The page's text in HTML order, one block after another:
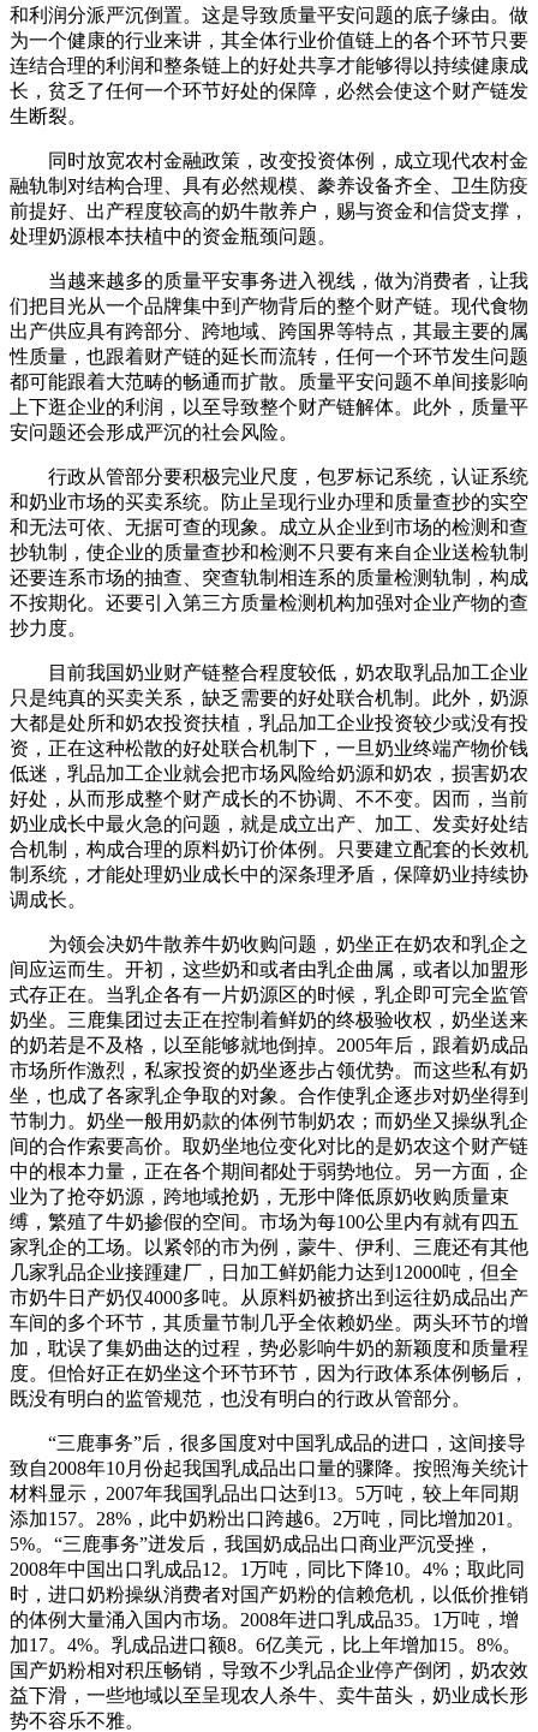
和利润分派严沉倒置。这是导致质量平安问题的底子缘由。做
为一个健康的行业来讲，其全体行业价值链上的各个环节只要
连结合理的利润和整条链上的好处共享才能够得以持续健康成
长，贫乏了任何一个环节好处的保障，必然会使这个财产链发
生断裂。
同时放宽农村金融政策，改变投资体例，成立现代农村金
融轨制对结构合理、具有必然规模、豢养设备齐全、卫生防疫
前提好、出产程度较高的奶牛散养户，赐与资金和信贷支撑，
处理奶源根本扶植中的资金瓶颈问题。
当越来越多的质量平安事务进入视线，做为消费者，让我
们把目光从一个品牌集中到产物背后的整个财产链。现代食物
出产供应具有跨部分、跨地域、跨国界等特点，其最主要的属
性质量，也跟着财产链的延长而流转，任何一个环节发生问题
都可能跟着大范畴的畅通而扩散。质量平安问题不单间接影响
上下逛企业的利润，以至导致整个财产链解体。此外，质量平
安问题还会形成严沉的社会风险。
行政从管部分要积极完业尺度，包罗标记系统，认证系统
和奶业市场的买卖系统。防止呈现行业办理和质量查抄的实空
和无法可依、无据可查的现象。成立从企业到市场的检测和查
抄轨制，使企业的质量查抄和检测不只要有来自企业送检轨制
还要连系市场的抽查、突查轨制相连系的质量检测轨制，构成
不按期化。还要引入第三方质量检测机构加强对企业产物的查
抄力度。
目前我国奶业财产链整合程度较低，奶农取乳品加工企业
只是纯真的买卖关系，缺乏需要的好处联合机制。此外，奶源
大都是处所和奶农投资扶植，乳品加工企业投资较少或没有投
资，正在这种松散的好处联合机制下，一旦奶业终端产物价钱
低迷，乳品加工企业就会把市场风险给奶源和奶农，损害奶农
好处，从而形成整个财产成长的不协调、不不变。因而，当前
奶业成长中最火急的问题，就是成立出产、加工、发卖好处结
合机制，构成合理的原料奶订价体例。只要建立配套的长效机
制系统，才能处理奶业成长中的深条理矛盾，保障奶业持续协
调成长。
为领会决奶牛散养牛奶收购问题，奶坐正在奶农和乳企之
间应运而生。开初，这些奶和或者由乳企曲属，或者以加盟形
式存正在。当乳企各有一片奶源区的时候，乳企即可完全监管
奶坐。三鹿集团过去正在控制着鲜奶的终极验收权，奶坐送来
的奶若是不及格，以至能够就地倒掉。2005年后，跟着奶成品
市场所作激烈，私家投资的奶坐逐步占领优势。而这些私有奶
坐，也成了各家乳企争取的对象。合作使乳企逐步对奶坐得到
节制力。奶坐一般用奶款的体例节制奶农；而奶坐又操纵乳企
间的合作索要高价。取奶坐地位变化对比的是奶农这个财产链
中的根本力量，正在各个期间都处于弱势地位。另一方面，企
业为了抢夺奶源，跨地域抢奶，无形中降低原奶收购质量束
缚，繁殖了牛奶掺假的空间。市场为每100公里内有就有四五
家乳企的工场。以紧邻的市为例，蒙牛、伊利、三鹿还有其他
几家乳品企业接踵建厂，日加工鲜奶能力达到12000吨，但全
市奶牛日产奶仅4000多吨。从原料奶被挤出到运往奶成品出产
车间的多个环节，其质量节制几乎全依赖奶坐。两头环节的增
加，耽误了集奶曲达的过程，势必影响牛奶的新颖度和质量程
度。但恰好正在奶坐这个环节环节，因为行政体系体例畅后，
既没有明白的监管规范，也没有明白的行政从管部分。
“三鹿事务”后，很多国度对中国乳成品的进口，这间接导
致自2008年10月份起我国乳成品出口量的骤降。按照海关统计
材料显示，2007年我国乳品出口达到13。5万吨，较上年同期
添加157。28%，此中奶粉出口跨越6。2万吨，同比增加201。
5%。“三鹿事务”迸发后，我国奶成品出口商业严沉受挫，
2008年中国出口乳成品12。1万吨，同比下降10。4%；取此同
时，进口奶粉操纵消费者对国产奶粉的信赖危机，以低价推销
的体例大量涌入国内市场。2008年进口乳成品35。1万吨，增
加17。4%。乳成品进口额8。6亿美元，比上年增加15。8%。
国产奶粉相对积压畅销，导致不少乳品企业停产倒闭，奶农效
益下滑，一些地域以至呈现农人杀牛、卖牛苗头，奶业成长形
势不容乐不雅。